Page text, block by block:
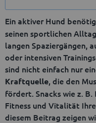
Ein aktiver Hund
seinen sportlichen
langen Spaziergängen,
oder intensiven
sind nicht einfach nur
Kraftquelle, die den
fördert. Snacks wie z.
Fitness und Vitalität
diesem Beitrag zeigen